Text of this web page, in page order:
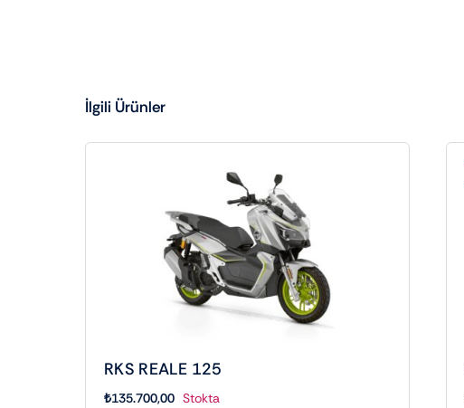
İlgili Ürünler
RKS REALE 125
₺135.700,00 Stokta